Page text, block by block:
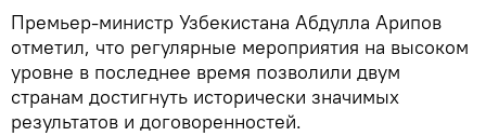
Премьер-министр Узбекистана Абдулла Арипов
отметил, что регулярные мероприятия на высоком
уровне в последнее время позволили двум
странам достигнуть исторически значимых
результатов и договоренностей.